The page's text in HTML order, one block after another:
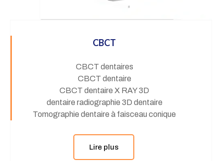
CBCT
CBCT dentaires
CBCT dentaire
CBCT dentaire X RAY 3D
dentaire radiographie 3D dentaire
Tomographie dentaire à faisceau conique
Lire plus